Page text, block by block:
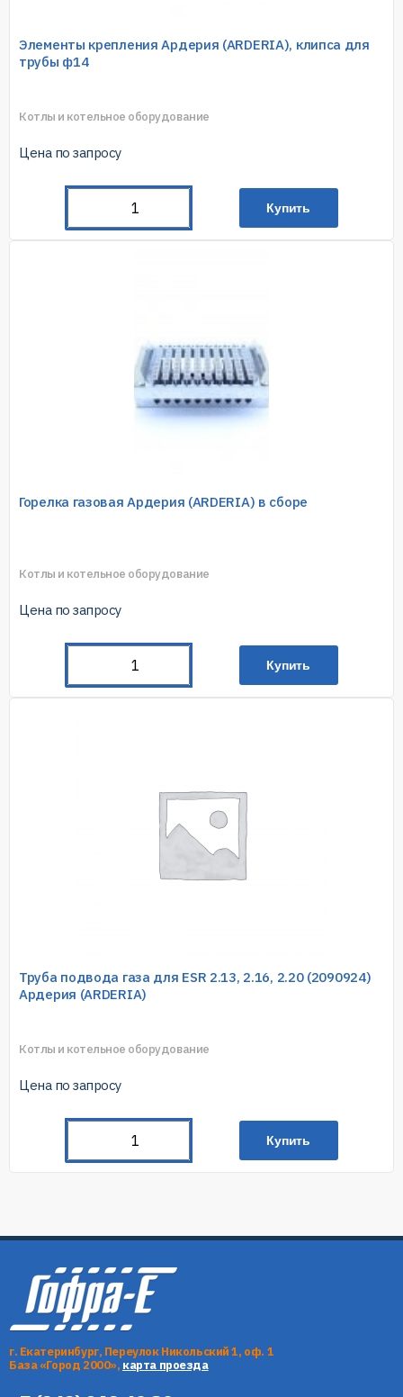
Элементы крепления Ардерия (ARDERIA), клипса для
трубы ф14
Котлы и котельное оборудование
Цена по запросу
Купить
Горелка газовая Ардерия (ARDERIA) в сборе
Котлы и котельное оборудование
Цена по запросу
Купить
Труба подвода газа для ESR 2.13, 2.16, 2.20 (2090924)
Ардерия (ARDERIA)
Котлы и котельное оборудование
Цена по запросу
Купить
г. Екатеринбург, Переулок Никольский 1, оф. 1
База «Город 2000», карта проезда